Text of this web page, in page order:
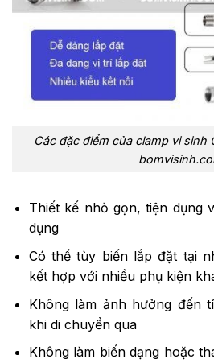
Các đặc điểm của clamp vi sinh
Thiết kế nhỏ gọn, tiện dụng
dụng
Có thể tùy biến lắp đặt tại
kết hợp với nhiều phụ kiện
Không làm ảnh hưởng đến
khi di chuyển qua
Không làm biến dạng hoặc